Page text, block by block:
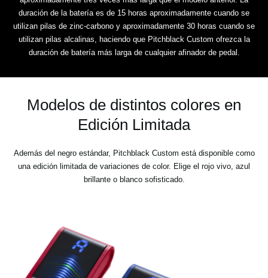
duración de la batería es de 15 horas aproximadamente cuando se
utilizan pilas de zinc-carbono y aproximadamente 30 horas cuando se
utilizan pilas alcalinas, haciendo que Pitchblack Custom ofrezca la
duración de batería más larga de cualquier afinador de pedal.
Modelos de distintos colores en
Edición Limitada
Además del negro estándar, Pitchblack Custom está disponible como
una edición limitada de variaciones de color. Elige el rojo vivo, azul
brillante o blanco sofisticado.